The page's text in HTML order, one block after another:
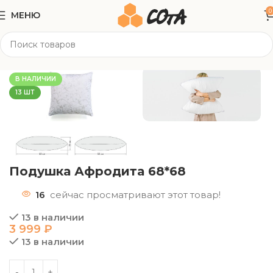
МЕНЮ 0
Матрасы
В НАЛИЧИИ
13 ШТ
Подушка Афродита 68*68
16 сейчас просматривают этот товар!
13 в наличии
3 999 ₽
13 в наличии